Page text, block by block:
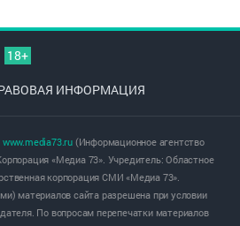
18+
ИНФОРМАЦИЯ
www.media73.ru(Информационное агентство
«Медиа 73». Учредитель: Областное
корпорация СМИ «Медиа 73».
материалов сайта разрешена при условии
По вопросам перепечатки материалов